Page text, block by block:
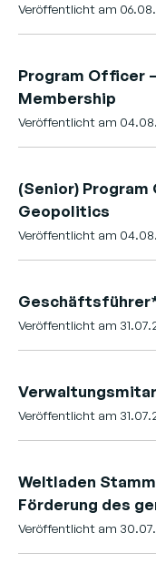
Veröffentlicht am
Program Officer
Membership
Veröffentlicht am
(Senior)
Geopolitics
Veröffentlicht am
Veröffentlicht am
Veröffentlicht am
Weltladen
Förderung des
Veröffentlicht am